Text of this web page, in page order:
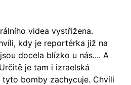
videa vystřižena.
kdy je reportérka již na
docela blízko u nás.... A
je tam i izraelská
bomby zachycuje. Chvíli